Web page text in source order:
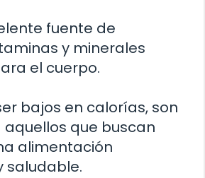
fuente de
y minerales
el cuerpo.
bajos en calorías, son
que buscan
alimentación
saludable.